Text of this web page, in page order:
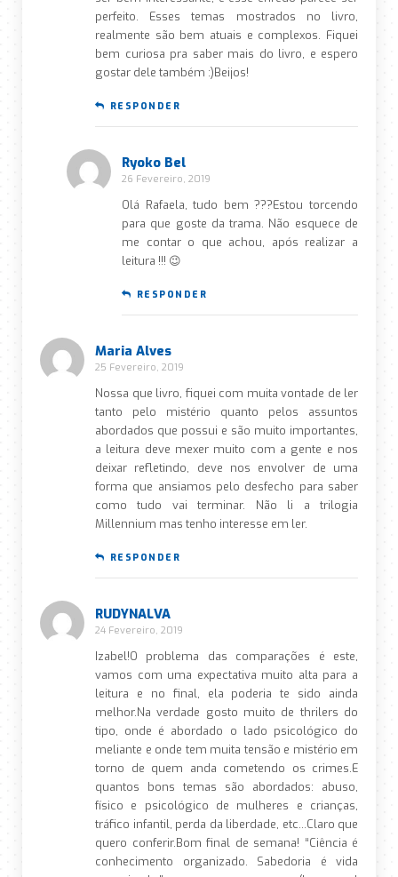
perfeito. Esses temas mostrados no livro,
realmente são bem atuais e complexos. Fiquei
bem curiosa pra saber mais do livro, e espero
gostar dele também :)Beijos!
RESPONDER
Ryoko Bel
26 Fevereiro, 2019
Olá Rafaela, tudo bem ???Estou torcendo
para que goste da trama. Não esquece de
me contar o que achou, após realizar a
leitura !!! 😉
RESPONDER
Maria Alves
25 Fevereiro, 2019
Nossa que livro, fiquei com muita vontade de ler
tanto pelo mistério quanto pelos assuntos
abordados que possui e são muito importantes,
a leitura deve mexer muito com a gente e nos
deixar refletindo, deve nos envolver de uma
forma que ansiamos pelo desfecho para saber
como tudo vai terminar. Não li a trilogia
Millennium mas tenho interesse em ler.
RESPONDER
RUDYNALVA
24 Fevereiro, 2019
Izabel!O problema das comparações é este,
vamos com uma expectativa muito alta para a
leitura e no final, ela poderia te sido ainda
melhor.Na verdade gosto muito de thrilers do
tipo, onde é abordado o lado psicológico do
meliante e onde tem muita tensão e mistério em
torno de quem anda cometendo os crimes.E
quantos bons temas são abordados: abuso,
físico e psicológico de mulheres e crianças,
tráfico infantil, perda da liberdade, etc…Claro que
quero conferir.Bom final de semana! “Ciência é
conhecimento organizado. Sabedoria é vida